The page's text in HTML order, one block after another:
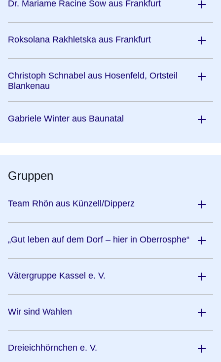
Dr. Mariame Racine Sow aus Frankfurt
Roksolana Rakhletska aus Frankfurt
Christoph Schnabel aus Hosenfeld, Ortsteil
Blankenau
Gabriele Winter aus Baunatal
Gruppen
Team Rhön aus Künzell/Dipperz
„Gut leben auf dem Dorf – hier in Oberrosphe“
Vätergruppe Kassel e. V.
Wir sind Wahlen
Dreieichhörnchen e. V.